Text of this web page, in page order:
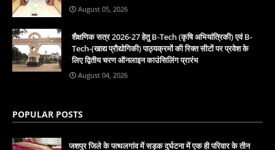
August 05, 2026
शैक्षणिक सत्र 2026-27 हेतु B-Tech (कृषि अभियांत्रिकी) एवं B-
Tech-(खाद्य प्रौद्योगिकी) पाठ्यक्रमों की रिक्त सीटों पर प्रवेश के
लिए द्वितीय चरण ऑनलाइन काउंसिलिंग प्रारंभ
August 04, 2026
POPULAR POSTS
जशपुर जिले के पत्थलगांव में सड़क दुर्घटना में एक ही परिवार के तीन